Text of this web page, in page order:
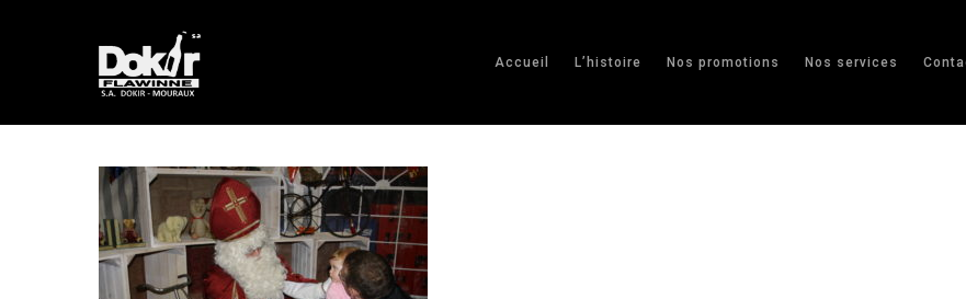
Accueil L’histoire Nos promotions Nos services